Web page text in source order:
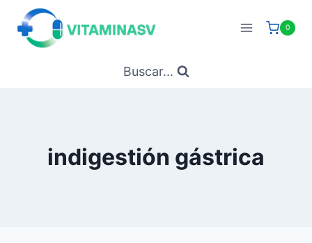
Saltar
contenido
0
Buscar...
indigestión gástrica